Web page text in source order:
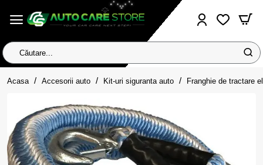
Căutare...
Acasa homeAccesorii auto Kit-uri siguranta auto Franghie de tractare